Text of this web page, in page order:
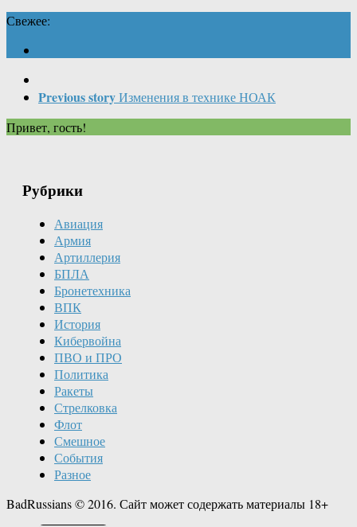
Свежее:
Previous storyИзменения в технике НОАК
Привет, гость!
Рубрики
Авиация
Армия
Артиллерия
БПЛА
Бронетехника
ВПК
История
Кибервойна
ПВО и ПРО
Политика
Ракеты
Стрелковка
Флот
Смешное
События
Разное
BadRussians © 2016. Сайт может содержать материалы 18+